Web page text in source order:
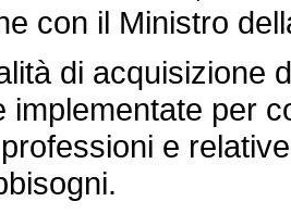
con il Ministro
di acquisizione
implementate per
e